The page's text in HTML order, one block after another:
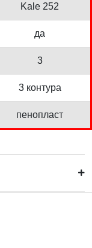
Kale 252
да
3
3 контура
пенопласт